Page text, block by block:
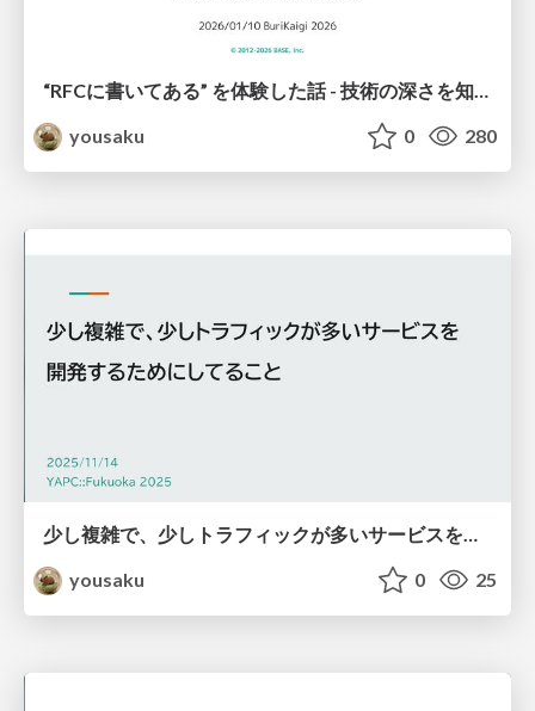
yousaku
0 280
少し複雑で、少しトラフィックが多いサービスを開発するためにしてること
yousaku
0 25